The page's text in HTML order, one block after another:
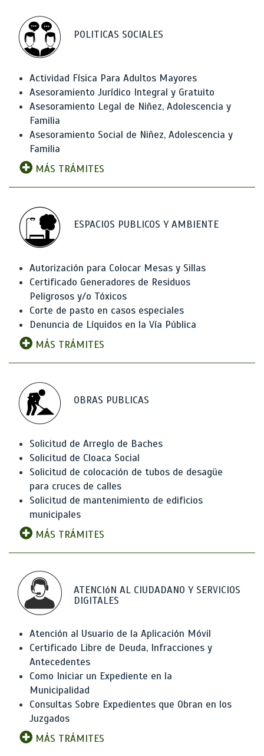
POLITICAS SOCIALES
Actividad Física Para Adultos Mayores
Asesoramiento Jurídico Integral y Gratuito
Asesoramiento Legal de Niñez, Adolescencia y
Familia
Asesoramiento Social de Niñez, Adolescencia y
Familia
MÁS TRÁMITES
ESPACIOS PUBLICOS Y AMBIENTE
Autorización para Colocar Mesas y Sillas
Certificado Generadores de Residuos
Peligrosos y/o Tóxicos
Corte de pasto en casos especiales
Denuncia de Líquidos en la Vía Pública
MÁS TRÁMITES
OBRAS PUBLICAS
Solicitud de Arreglo de Baches
Solicitud de Cloaca Social
Solicitud de colocación de tubos de desagüe
para cruces de calles
Solicitud de mantenimiento de edificios
municipales
MÁS TRÁMITES
ATENCIóN AL CIUDADANO Y SERVICIOS
DIGITALES
Atención al Usuario de la Aplicación Móvil
Certificado Libre de Deuda, Infracciones y
Antecedentes
Como Iniciar un Expediente en la
Municipalidad
Consultas Sobre Expedientes que Obran en los
Juzgados
MÁS TRÁMITES